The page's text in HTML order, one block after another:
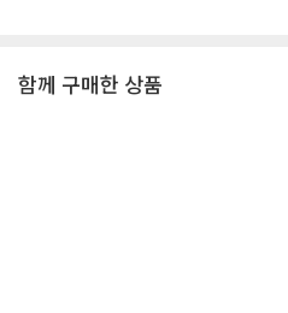
함께 구매한 상품